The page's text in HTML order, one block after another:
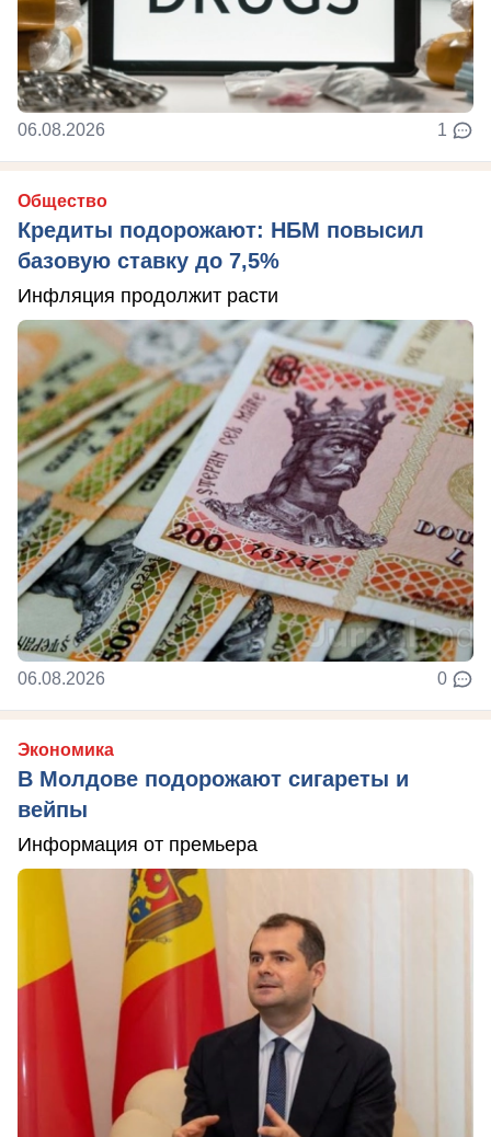
06.08.2026 1
Общество
Кредиты подорожают: НБМ повысил
базовую ставку до 7,5%
Инфляция продолжит расти
06.08.2026 0
Экономика
В Молдове подорожают сигареты и
вейпы
Информация от премьера